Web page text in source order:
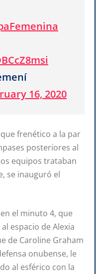
16, 2020
frenético a la par
posteriores al
equipos trataban
se inauguró el
el minuto 4, que
espacio de Alexia
de Caroline Graham
onubense, le
al esférico con la